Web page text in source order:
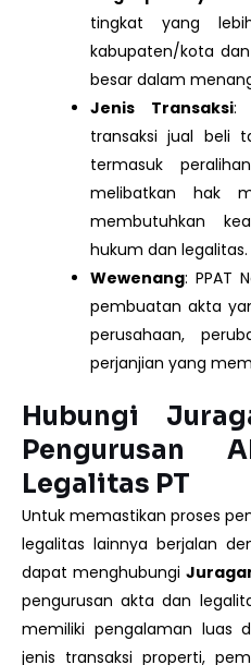
tingkat yang
kabupaten/kota
besar dalam
Jenis Transaksi:
transaksi jual beli
termasuk
melibatkan hak
membutuhkan
hukum dan legalitas.
Wewenang: PPAT
pembuatan akta
perusahaan,
perjanjian yang
Hubungi
Pengurusan
Legalitas PT
Untuk memastikan proses
legalitas lainnya berjalan
dapat menghubungi
pengurusan akta dan
memiliki pengalaman luas
jenis transaksi properti,